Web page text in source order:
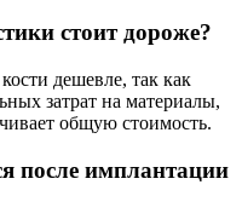
стоит дороже?
дешевле, так как
затрат на материалы,
общую стоимость.
после имплантации